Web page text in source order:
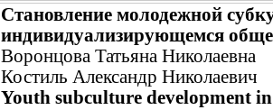
Становление молодежной
индивидуализирующемся
Воронцова Татьяна Николаевна
Костиль Александр Николаевич
Youth subculture development